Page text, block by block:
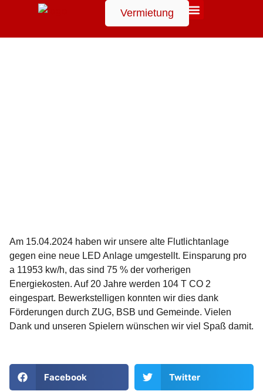
Suchen
Vermietung
Am 15.04.2024 haben wir unsere alte Flutlichtanlage
gegen eine neue LED Anlage umgestellt. Einsparung pro
a 11953 kw/h, das sind 75 % der vorherigen
Energiekosten. Auf 20 Jahre werden 104 T CO 2
eingespart. Bewerkstelligen konnten wir dies dank
Förderungen durch ZUG, BSB und Gemeinde. Vielen
Dank und unseren Spielern wünschen wir viel Spaß damit.
Facebook Twitter